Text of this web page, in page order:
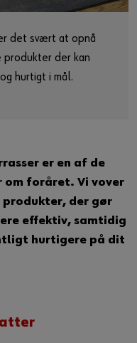
kunde?
bruger
det svært at opnå
der kan
hurtigt i mål.
er en af de
om foråret. Vi vover
produkter, der gør
effektiv, samtidig
hurtigere på dit